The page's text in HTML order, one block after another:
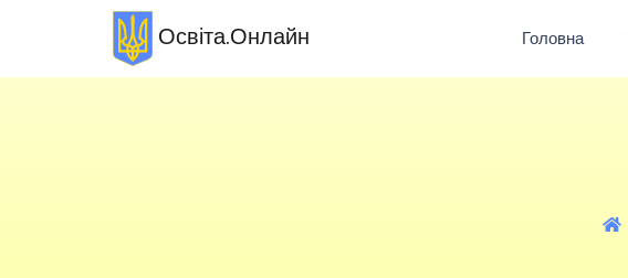
Освіта.Онлайн Головна